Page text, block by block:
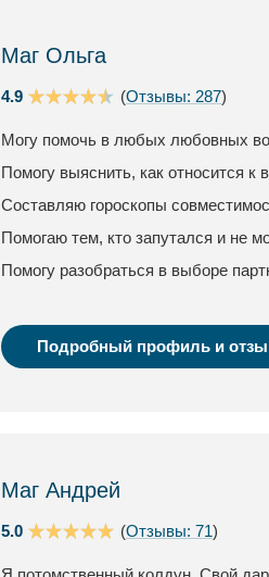
Маг Ольга
4.9 (Отзывы: 287)
Могу помочь в любых любовных
Помогу выяснить, как относится к
Составляю гороскопы
Помогаю тем, кто запутался и не
Помогу разобраться в выборе
Подробный профиль и
Маг Андрей
5.0 (Отзывы: 71)